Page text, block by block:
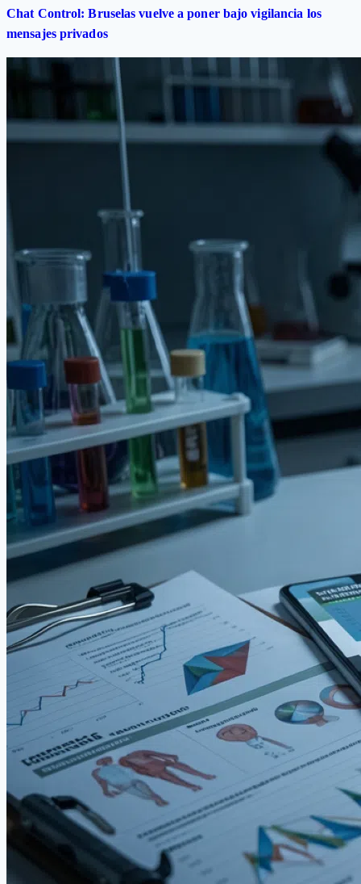
Chat Control: Bruselas vuelve a poner bajo vigilancia los
mensajes privados